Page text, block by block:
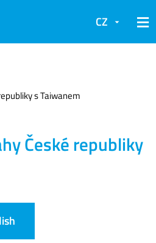
CZ
s Taiwanem
České republiky